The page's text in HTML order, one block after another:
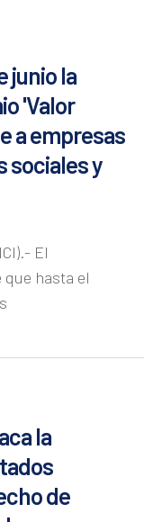
junio la
'Valor
a empresas
sociales y
El
que hasta el
la
de